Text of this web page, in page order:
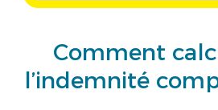
Comment
l’indemnité